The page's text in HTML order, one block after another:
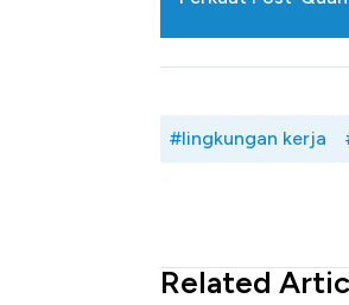
#lingkungan kerja
Related